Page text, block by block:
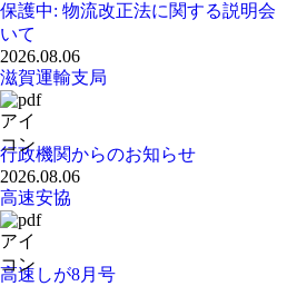
保護中: 物流改正法に関する説明会
いて
2026.08.06
滋賀運輸支局
行政機関からのお知らせ
2026.08.06
高速安協
高速しが8月号